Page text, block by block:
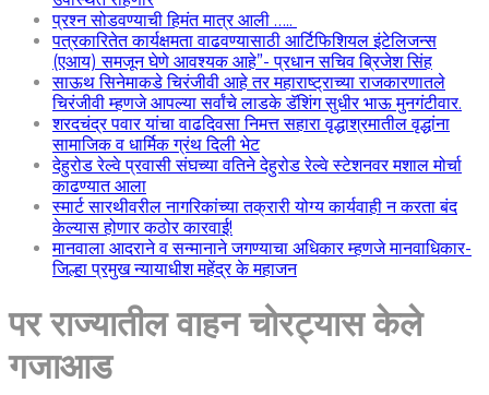
प्रश्न सोडवण्याची हिमंत मात्र आली …..
पत्रकारितेत कार्यक्षमता वाढवण्यासाठी आर्टिफिशियल इंटेलिजन्स
(एआय) समजून घेणे आवश्यक आहे”- प्रधान सचिव ब्रिजेश सिंह
साऊथ सिनेमाकडे चिरंजीवी आहे तर महाराष्ट्राच्या राजकारणातले
चिरंजीवी म्हणजे आपल्या सर्वांचे लाडके डॅशिंग सुधीर भाऊ मुनगंटीवार.
शरदचंद्र पवार यांचा वाढदिवसा निमत्त सहारा वृद्धाश्रमातील वृद्धांना
सामाजिक व धार्मिक ग्रंथ दिली भेट
देहुरोड रेल्वे प्रवासी संघच्या वतिने देहुरोड रेल्वे स्टेशनवर मशाल मोर्चा
काढण्यात आला
स्मार्ट सारथीवरील नागरिकांच्या तक्रारी योग्य कार्यवाही न करता बंद
केल्यास होणार कठोर कारवाई!
मानवाला आदराने व सन्मानाने जगण्याचा अधिकार म्हणजे मानवाधिकार-
जिल्हा प्रमुख न्यायाधीश महेंद्र के महाजन
पर राज्यातील वाहन चोरट्यास केले
गजाआड